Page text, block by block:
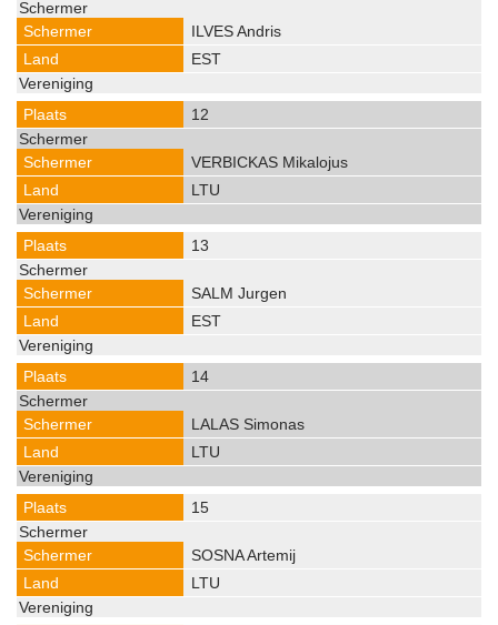
ILVES Andris
EST
12
VERBICKAS Mikalojus
LTU
13
SALM Jurgen
EST
14
LALAS Simonas
LTU
15
SOSNA Artemij
LTU